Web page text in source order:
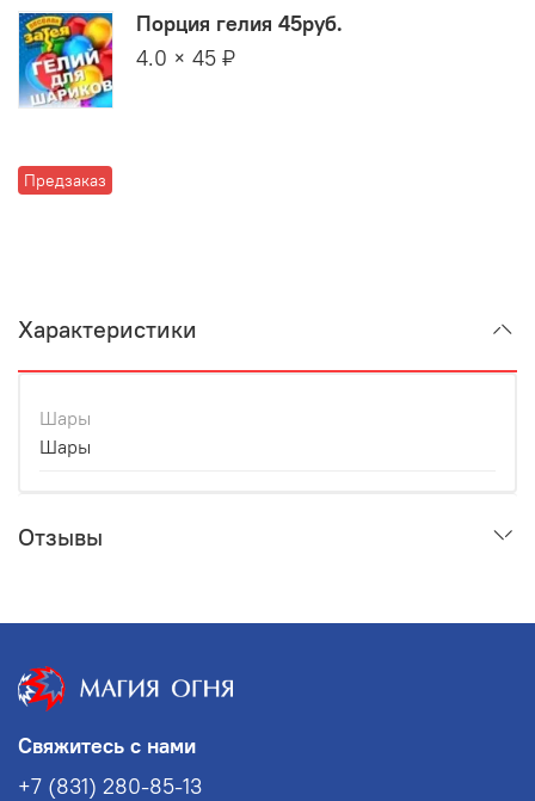
Предзаказ
Порция гелия 45руб.
4.0 × 45 ₽
Характеристики
Шары
Шары
Отзывы
Свяжитесь с нами
+7 (831) 280-85-13